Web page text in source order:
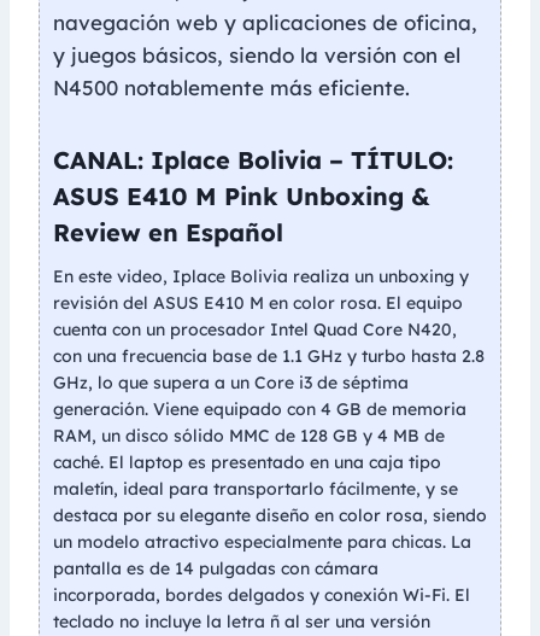
navegación web y aplicaciones de oficina,
y juegos básicos, siendo la versión con el
N4500 notablemente más eficiente.
CANAL: Iplace Bolivia – TÍTULO:
ASUS E410 M Pink Unboxing &
Review en Español
En este video, Iplace Bolivia realiza un unboxing y
revisión del ASUS E410 M en color rosa. El equipo
cuenta con un procesador Intel Quad Core N420,
con una frecuencia base de 1.1 GHz y turbo hasta 2.8
GHz, lo que supera a un Core i3 de séptima
generación. Viene equipado con 4 GB de memoria
RAM, un disco sólido MMC de 128 GB y 4 MB de
caché. El laptop es presentado en una caja tipo
maletín, ideal para transportarlo fácilmente, y se
destaca por su elegante diseño en color rosa, siendo
un modelo atractivo especialmente para chicas. La
pantalla es de 14 pulgadas con cámara
incorporada, bordes delgados y conexión Wi-Fi. El
teclado no incluye la letra ñ al ser una versión